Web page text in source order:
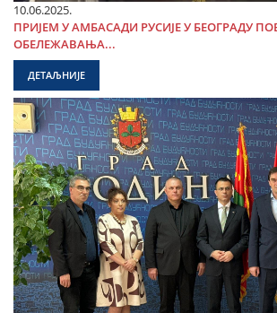
10.06.2025.
ПРИЈЕМ У АМБАСАДИ РУСИЈЕ У БЕОГРАДУ
ОБЕЛЕЖАВАЊА...
ДЕТАЉНИЈЕ